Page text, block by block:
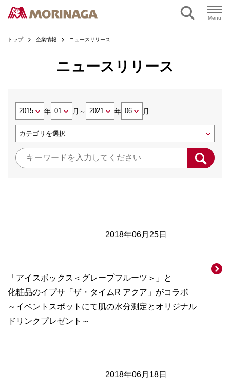
Menu
トップ 企業情報 ニュースリリース
ニュースリリース
年 月 ～ 年 月
2018年06月25日
「アイスボックス＜グレープフルーツ＞」と
化粧品のイプサ「ザ・タイムR アクア」がコラボ
～イベントスポットにて肌の水分測定とオリジナル
ドリンクプレゼント～
2018年06月18日